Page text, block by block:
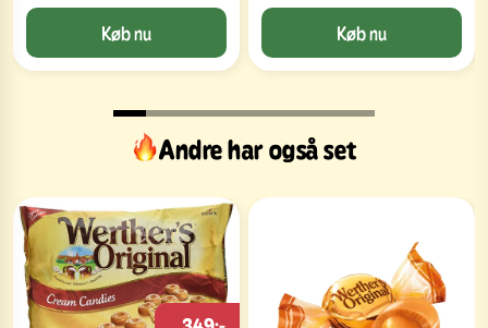
Køb nu Køb nu
Andre har også set